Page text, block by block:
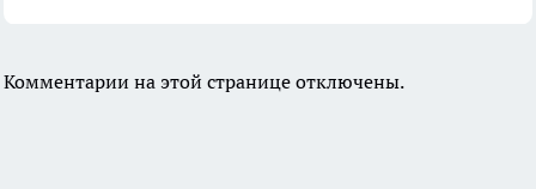
Комментарии на этой странице отключены.